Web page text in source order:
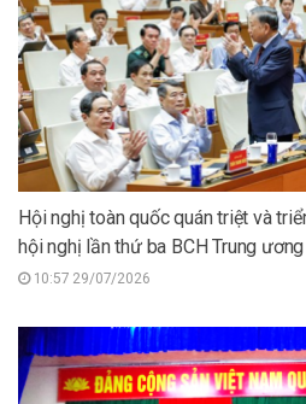
Hội nghị toàn quốc quán triệt và
hội nghị lần thứ ba BCH Trung
10:57 29/07/2026